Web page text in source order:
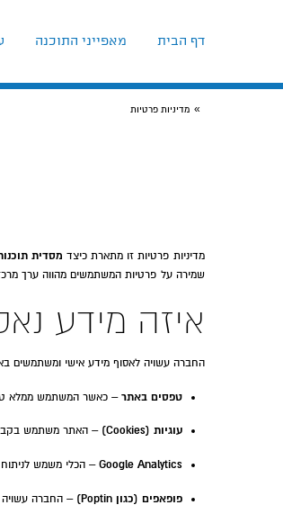
דף הבית מאפייני התוכנה
» מדיניות פרטיות
מדיניות פרטיות זו מתארת כיצד מסדית
שמירה על פרטיות המשתמשים מהווה ערך
איזה מידע
החברה עשויה לאסוף מידע אישי ומשתמשים
טפסים באתר – כאשר המשתמש ממלא
עוגיות (Cookies) – האתר משתמש בקבצי
Google Analytics – הכלי משמש לניתוח
פופאפים (כגון Poptin) – החברה עשויה